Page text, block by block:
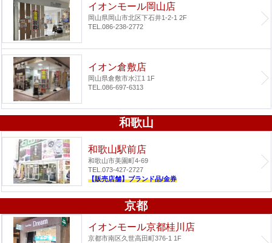
イオンモール岡山店
岡山県岡山市北区下石井1-2-1 2F
TEL.086-238-2772
イオン倉敷店
岡山県倉敷市水江1 1F
TEL.086-697-6313
和歌山
和歌山駅前店
和歌山市美園町4-69
TEL.073-427-2727
【販売店舗】ブランド品/金券
京都
イオンモール京都桂川店
京都市南区久世高田町376-1 1F